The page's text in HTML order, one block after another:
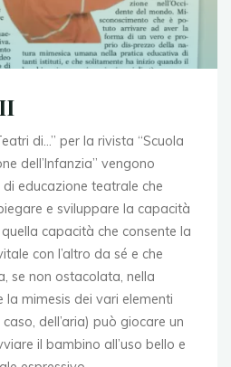
di…” per la rivista “Scuola
dell’Infanzia” vengono
educazione teatrale che
e sviluppare la capacità
capacità che consente la
con l’altro da sé e che
se non ostacolata, nella
mimesis dei vari elementi
dell’aria) può giocare un
il bambino all’uso bello e